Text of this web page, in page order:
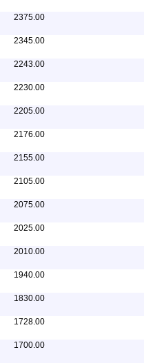
2375.00
2345.00
2243.00
2230.00
2205.00
2176.00
2155.00
2105.00
2075.00
2025.00
2010.00
1940.00
1830.00
1728.00
1700.00